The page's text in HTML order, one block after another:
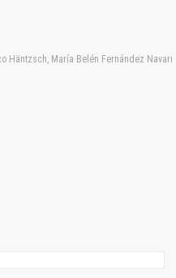
Häntzsch, María Belén Fernández